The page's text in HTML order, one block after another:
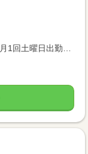
土日休み ※祝日は出勤日になります、月1回土曜日出勤のご相談があります